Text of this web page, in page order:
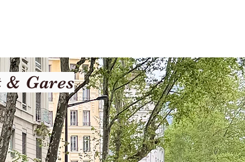
& Gares